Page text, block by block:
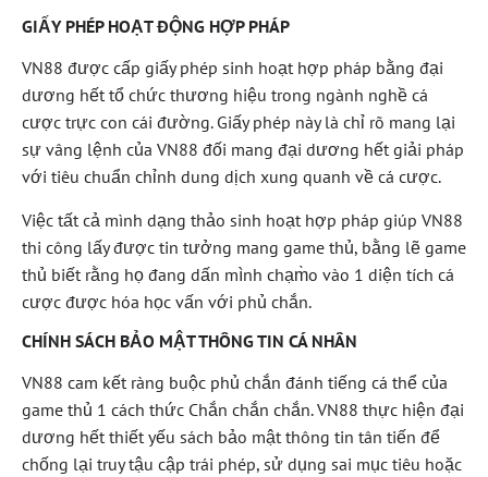
GIẤY PHÉP HOẠT ĐỘNG HỢP PHÁP
VN88 được cấp giấy phép sinh hoạt hợp pháp bằng đại
dương hết tổ chức thương hiệu trong ngành nghề cá
cược trực con cái đường. Giấy phép này là chỉ rõ mang lại
sự vâng lệnh của VN88 đối mang đại dương hết giải pháp
với tiêu chuẩn chỉnh dung dịch xung quanh về cá cược.
Việc tất cả mình dạng thảo sinh hoạt hợp pháp giúp VN88
thi công lấy được tin tưởng mang game thủ, bằng lẽ game
thủ biết rằng họ đang dấn mình chạm̀o vào 1 diện tích cá
cược được hóa học vấn với phủ chắn.
CHÍNH SÁCH BẢO MẬT THÔNG TIN CÁ NHÂN
VN88 cam kết ràng buộc phủ chắn đánh tiếng cá thể của
game thủ 1 cách thức Chắn chắn chắn. VN88 thực hiện đại
dương hết thiết yếu sách bảo mật thông tin tân tiến để
chống lại truy tậu cập trái phép, sử dụng sai mục tiêu hoặc